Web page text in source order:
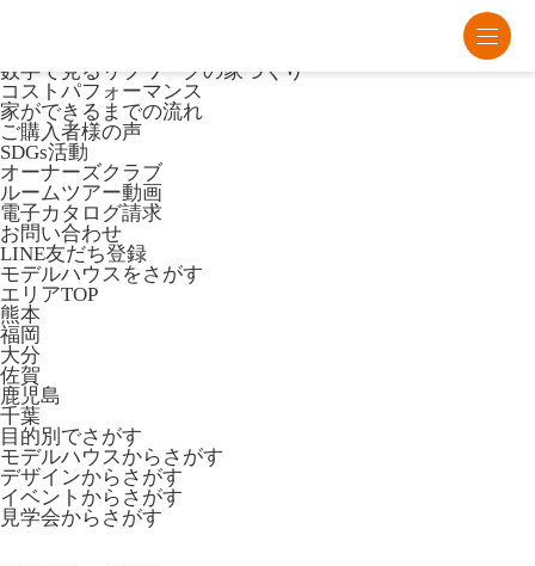
数字で見るリブワークの家づくり
コストパフォーマンス
家ができるまでの流れ
ご購入者様の声
SDGs活動
オーナーズクラブ
ルームツアー動画
電子カタログ請求
お問い合わせ
LINE友だち登録
モデルハウスをさがす
エリアTOP
熊本
福岡
大分
佐賀
鹿児島
千葉
目的別でさがす
モデルハウスからさがす
デザインからさがす
イベントからさがす
見学会からさがす